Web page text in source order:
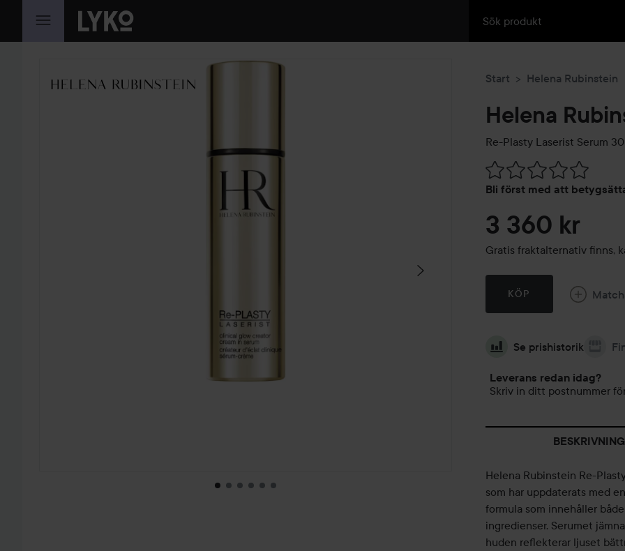
HOPPA TILL INNEHÅLLET
HOPPA ÖVER SEKTIONEN Start Helena Rubinstein
Helena
Re-Plasty Laserist Serum
Bli först med att
Hoppa till Betyg &
3 360 kr
Gratis fraktalternativ finns,
KÖP
Se prishistorik
Leverans redan idag?
Skriv in ditt postnummer
BESKRIVNING
Helena Rubinstein Re-
som har uppdaterats med
formula som innehåller
ingredienser. Serumet
huden reflekterar ljuset